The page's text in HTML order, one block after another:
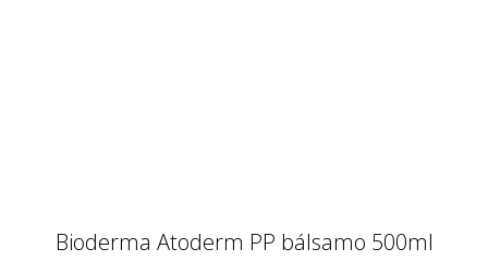
Bioderma Atoderm PP bálsamo 500ml